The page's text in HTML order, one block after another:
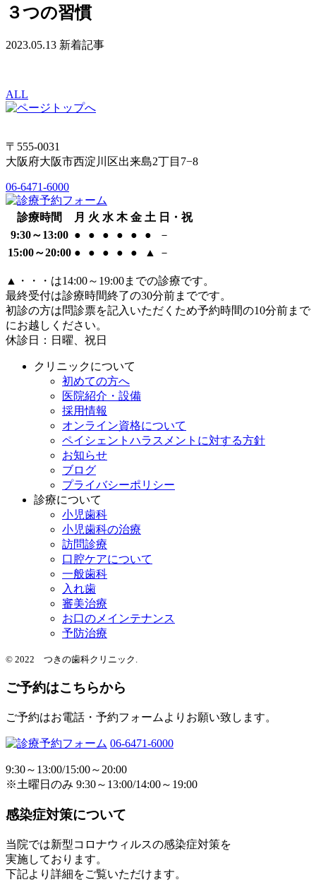
３つの習慣
2023.05.13 新着記事
ALL
〒555-0031
大阪府大阪市西淀川区出来島2丁目7−8
06-6471-6000
診療時間 月 火 水 木 金 土 日・祝
9:30～13:00 ● ● ● ● ● ●
－
15:00～20:00 ● ● ● ● ● ▲ －
▲
・・・は14:00～19:00までの診療です。
最終受付は診療時間終了の30分前までです。
初診の方は問診票を記入いただくため予約時間の10分前まで
にお越しください。
休診日：日曜、祝日
クリニックについて
初めての方へ
医院紹介・設備
採用情報
オンライン資格について
ペイシェントハラスメントに対する方針
お知らせ
ブログ
プライバシーポリシー
診療について
小児歯科
小児歯科の治療
訪問診療
口腔ケアについて
一般歯科
入れ歯
審美治療
お口のメインテナンス
予防治療
© 2022 つきの歯科クリニック.
ご予約はこちらから
ご予約はお電話・予約フォームよりお願い致します。
06-6471-6000
9:30～13:00/15:00～20:00
※土曜日のみ 9:30～13:00/14:00～19:00
感染症対策について
当院では新型コロナウィルスの感染症対策を
実施しております。
下記より詳細をご覧いただけます。